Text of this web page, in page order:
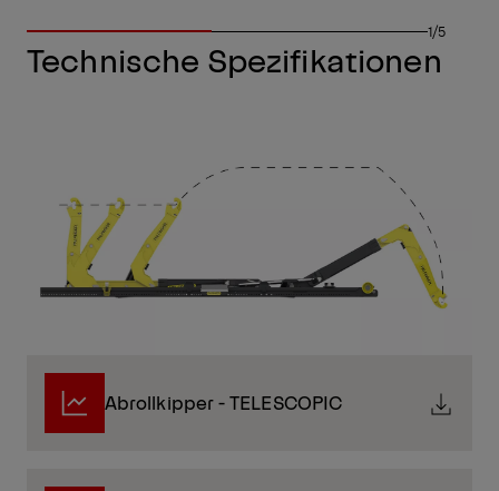
1/5
Technische Spezifikationen
Abrollkipper - TELESCOPIC